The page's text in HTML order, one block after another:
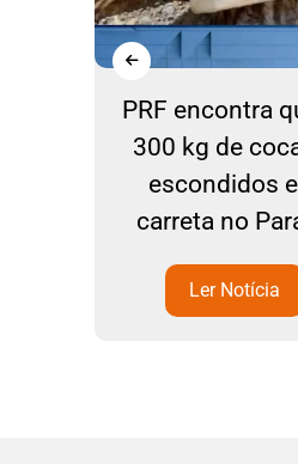
PRF encontra
300 kg de
escondidos
carreta no
Ler Notícia